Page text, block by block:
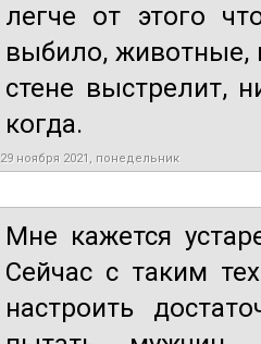
легче от этого
выбило, животные,
стене выстрелит,
когда.
29 ноября 2021, понедельник
Мне кажется
Сейчас с таким
настроить